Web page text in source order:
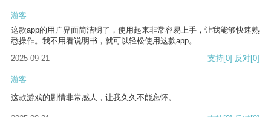
游客
这款app的用户界面简洁明了，使用起来非常容易上手，让我能够快速熟
悉操作。我不用看说明书，就可以轻松使用这款app。
2025-09-21
支持[0] 反对[0]
游客
这款游戏的剧情非常感人，让我久久不能忘怀。